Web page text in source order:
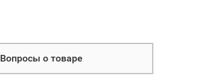
Вопросы о товаре